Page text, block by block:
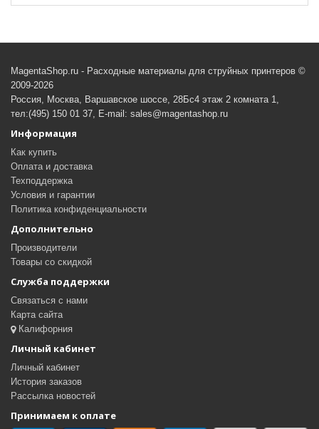
MagentaShop.ru - Расходные материалы для струйных принтеров ©
2009-2026
Россия, Москва, Варшавское шоссе, 28Бс4 этаж 2 комната 1,
тел:(495) 150 01 37, E-mail: sales@magentashop.ru
Информация
Как купить
Оплата и доставка
Техподдержка
Условия и гарантии
Политика конфиденциальности
Дополнительно
Производители
Товары со скидкой
Служба поддержки
Связаться с нами
Карта сайта
Калифорния
Личный кабинет
Личный кабинет
История заказов
Рассылка новостей
Принимаем к оплате